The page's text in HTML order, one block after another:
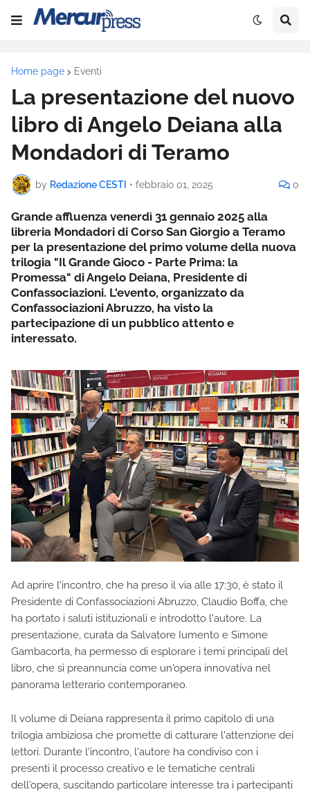
Home page Eventi
La presentazione del nuovo
libro di Angelo Deiana alla
Mondadori di Teramo
by Redazione CESTI • febbraio 01, 2025 0
Grande affluenza venerdì 31 gennaio 2025 alla
libreria Mondadori di Corso San Giorgio a Teramo
per la presentazione del primo volume della nuova
trilogia "Il Grande Gioco - Parte Prima: la
Promessa" di Angelo Deiana, Presidente di
Confassociazioni. L'evento, organizzato da
Confassociazioni Abruzzo, ha visto la
partecipazione di un pubblico attento e
interessato.
Ad aprire l'incontro, che ha preso il via alle 17:30, è stato il
Presidente di Confassociazioni Abruzzo, Claudio Boffa, che
ha portato i saluti istituzionali e introdotto l'autore. La
presentazione, curata da Salvatore Iumento e Simone
Gambacorta, ha permesso di esplorare i temi principali del
libro, che si preannuncia come un'opera innovativa nel
panorama letterario contemporaneo.
Il volume di Deiana rappresenta il primo capitolo di una
trilogia ambiziosa che promette di catturare l'attenzione dei
lettori. Durante l'incontro, l'autore ha condiviso con i
presenti il processo creativo e le tematiche centrali
dell'opera, suscitando particolare interesse tra i partecipanti